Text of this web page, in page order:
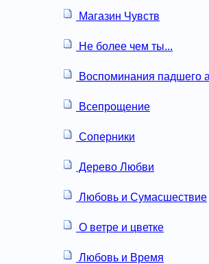
Магазин Чувств
Не более чем ты...
Воспоминания падшего
Всепрощение
Соперники
Дерево Любви
Любовь и Сумасшествие
О ветре и цветке
Любовь и Время